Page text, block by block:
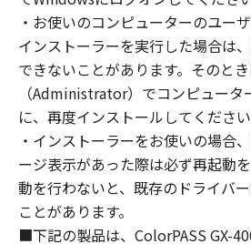
「本ソフトウェア」を１部、複
きます。
(3) 上記(1)および(2)に定める
ノンまたはキヤノンのライセ
知的財産権も、明示たると黙
ず、本契約書によってお客様に
諾されるものではありません。
２．制限
(1) お客様は、再使用許諾、譲
布、リースもしくは貸与その
・お使いのコンピューターのユー
インストーラーを実行した場合は
できないことがあります。そのと
（Administrator）でコンピュー
に、再度インストールしてください
・インストーラーをお使いの場合
ージ表示があった際は必ず再起動
動を行わないと、既存のドライバ
ことがあります。
■下記の製品は、ColorPASS GX-